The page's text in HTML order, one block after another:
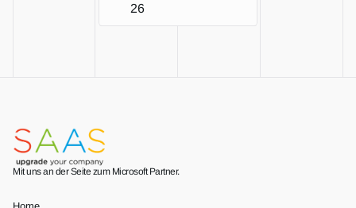
26
Mit uns an der Seite zum Microsoft Partner.